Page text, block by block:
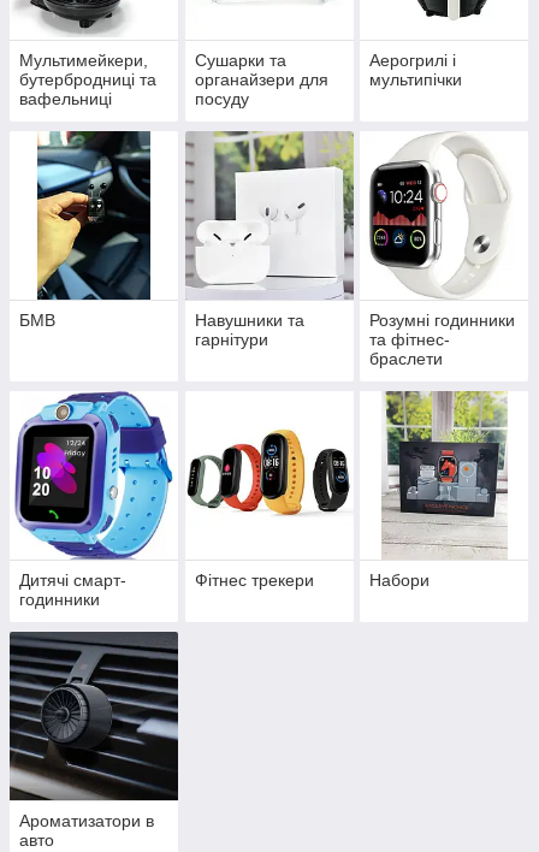
Мультимейкери,
бутербродниці та
вафельниці
Сушарки та
органайзери для
посуду
Аерогрилі і
мультипічки
БМВ
Навушники та
гарнітури
Розумні годинники
та фітнес-
браслети
Дитячі смарт-
годинники
Фітнес трекери Набори
Ароматизатори в
авто